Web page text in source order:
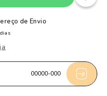
de Envio
00000-000